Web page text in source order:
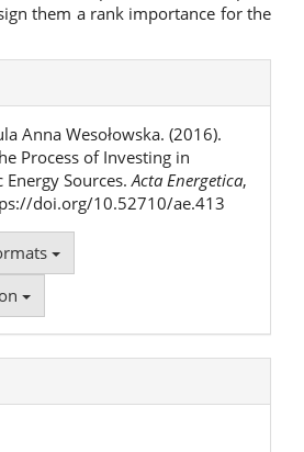
them a rank importance for the
Anna Wesołowska. (2016).
Process of Investing in
Energy Sources.Acta Energetica,
doi.org/10.52710/ae.413